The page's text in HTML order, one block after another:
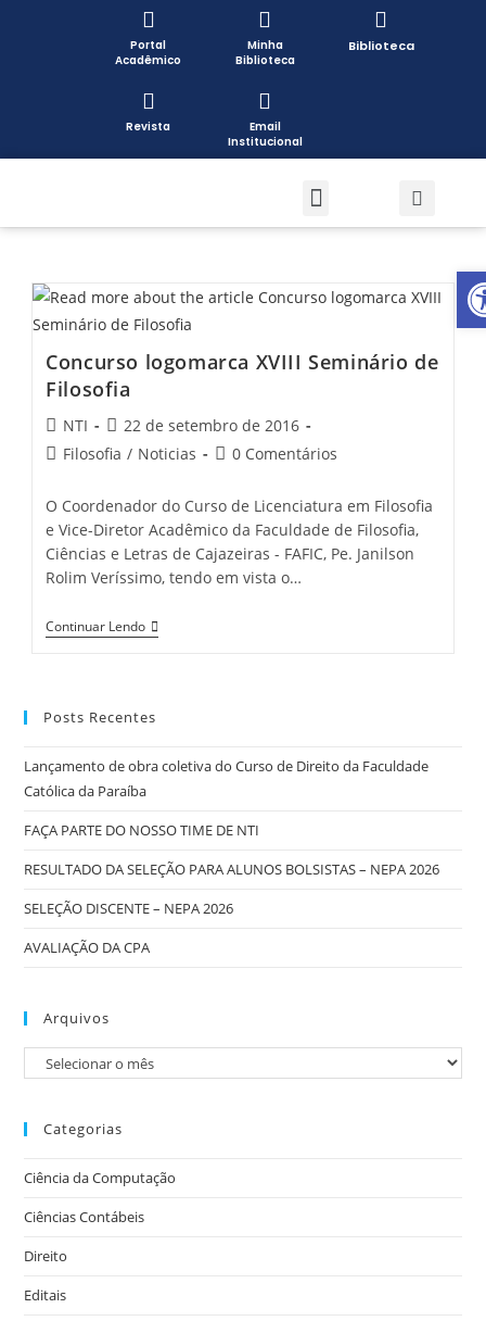
Portal
Acadêmico
Minha
Biblioteca
Biblioteca
Revista
Email
Institucional
Concurso logomarca XVIII Seminário de
Filosofia
NTI
22 de setembro de 2016
Filosofia / Noticias 0 Comentários
O Coordenador do Curso de Licenciatura em Filosofia
e Vice-Diretor Acadêmico da Faculdade de Filosofia,
Ciências e Letras de Cajazeiras - FAFIC, Pe. Janilson
Rolim Veríssimo, tendo em vista o…
Continuar Lendo
Posts Recentes
Lançamento de obra coletiva do Curso de Direito da Faculdade
Católica da Paraíba
FAÇA PARTE DO NOSSO TIME DE NTI
RESULTADO DA SELEÇÃO PARA ALUNOS BOLSISTAS – NEPA 2026
SELEÇÃO DISCENTE – NEPA 2026
AVALIAÇÃO DA CPA
Arquivos
Categorias
Ciência da Computação
Ciências Contábeis
Direito
Editais
Open toolbar